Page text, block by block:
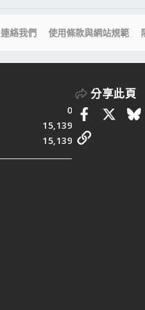
連絡我們 使用條款與網站規範
0
15,139
15,139
分享此頁
Facebook
連結